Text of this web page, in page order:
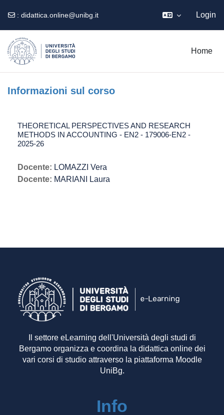
: didattica.online@unibg.it Login
Home
Informazioni sul corso
THEORETICAL PERSPECTIVES AND RESEARCH
METHODS IN ACCOUNTING - EN2 - 179006-EN2 -
2025-26
Docente: LOMAZZI Vera
Docente: MARIANI Laura
Il settore eLearning dell'Università degli studi di
Bergamo organizza e coordina la didattica online dei
vari corsi di studio attraverso la piattaforma Moodle
UniBg.
Info